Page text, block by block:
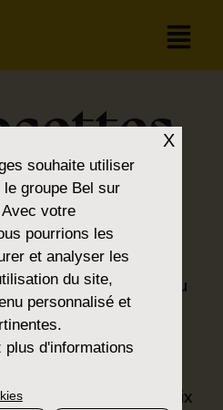
les
de classiques ou
la nouveauté, vous
cherchez dans la
®
proposons un choix
X
souhaite utiliser
groupe Bel sur
votre
pourrions les
et analyser les
du site,
personnalisé et
plus d'informations